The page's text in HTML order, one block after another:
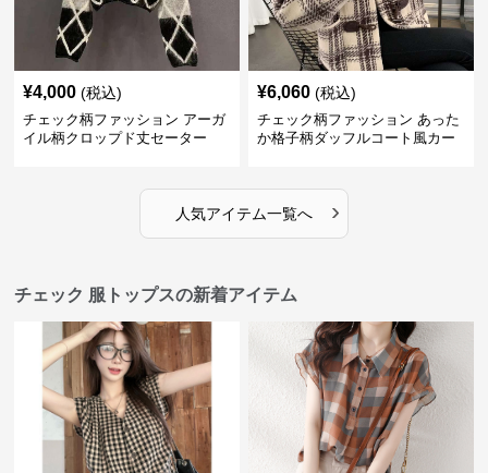
¥4,000 (税込)
チェック柄ファッション アーガ
イル柄クロップド丈セーター
¥6,060 (税込)
チェック柄ファッション あった
か格子柄ダッフルコート風カー
人気アイテム一覧へ ›
チェック 服トップスの新着アイテム